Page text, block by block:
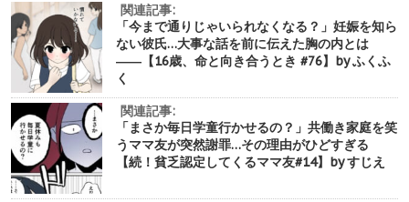
関連記事:
「今まで通りじゃいられなくなる？」妊娠を知ら
ない彼氏…大事な話を前に伝えた胸の内とは
――【16歳、命と向き合うとき #76】by ふくふ
く
関連記事:
「まさか毎日学童行かせるの？」共働き家庭を笑
うママ友が突然謝罪…その理由がひどすぎる
【続！貧乏認定してくるママ友#14】by すじえ